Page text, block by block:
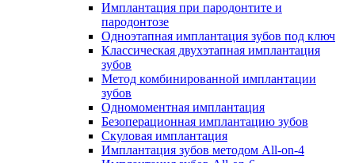
Имплантация при пародонтите и
пародонтозе
Одноэтапная имплантация зубов под ключ
Классическая двухэтапная имплантация
зубов
Метод комбинированной имплантации
зубов
Одномоментная имплантация
Безоперационная имплантацию зубов
Скуловая имплантация
Имплантация зубов методом All-on-4